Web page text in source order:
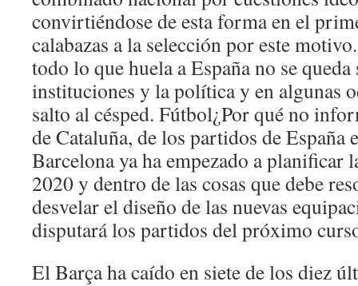
convirtiéndose de esta forma en el
calabazas a la selección por este
todo lo que huela a España no se
instituciones y la política y en algunas
salto al césped. Fútbol¿Por qué no
de Cataluña, de los partidos de España
Barcelona ya ha empezado a planificar
2020 y dentro de las cosas que debe
desvelar el diseño de las nuevas
disputará los partidos del próximo
El Barça ha caído en siete de los diez